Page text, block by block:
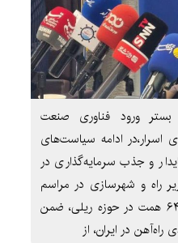
ورود فناوری صنعت
ادامه سیاست‌های
و جذب سرمایه‌گذاری در
راه و شهرسازی در مراسم
امضای تفاهم‌نامه‌ای به ارزش ۶۴ همت در حوزه ریلی، ضمن
راه‌آهن در ایران، از